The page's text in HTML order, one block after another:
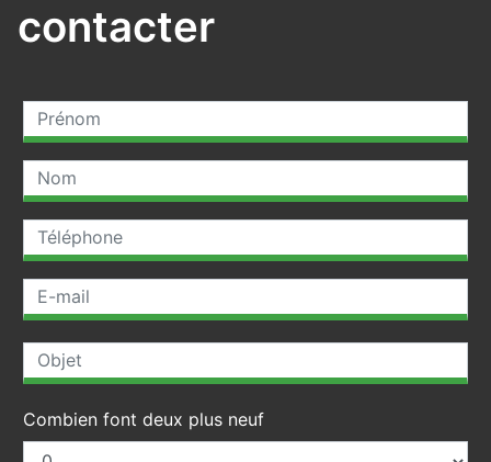
contacter
Combien font deux plus neuf